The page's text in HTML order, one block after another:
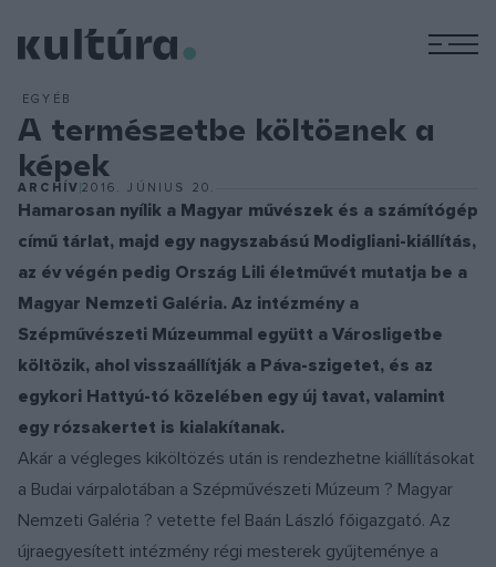
EGYÉB
A természetbe költöznek a
képek
ARCHÍV2016. JÚNIUS 20.
Hamarosan nyílik a Magyar művészek és a számítógép
című tárlat, majd egy nagyszabású Modigliani-kiállítás,
az év végén pedig Ország Lili életművét mutatja be a
Magyar Nemzeti Galéria. Az intézmény a
Szépművészeti Múzeummal együtt a Városligetbe
költözik, ahol visszaállítják a Páva-szigetet, és az
egykori Hattyú-tó közelében egy új tavat, valamint
egy rózsakertet is kialakítanak.
Akár a végleges kiköltözés után is rendezhetne kiállításokat
a Budai várpalotában a Szépművészeti Múzeum ? Magyar
Nemzeti Galéria ? vetette fel Baán László főigazgató. Az
újraegyesített intézmény régi mesterek gyűjteménye a